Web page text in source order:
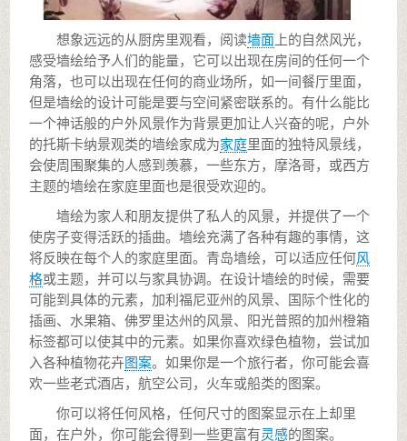
想象远远的从厨房里观看，阅读墙面 上的自然风光，
感受墙绘给予人们的能量，它可以出现在房间的任何一个
角落，也可以出现在任何的商业场所，如一间餐厅里面，
但是墙绘的设计可能是要与空间紧密联系的。有什么能比
一个神话般的户外风景作为背景更加让人兴奋的呢，户外
的托斯卡纳景观类的墙绘家成为家庭里面的独特风景线，
会使周围聚集的人感到羡慕，一些东方，摩洛哥，或西方
主题的墙绘在家庭里面也是很受欢迎的。
墙绘为家人和朋友提供了私人的风景，并提供了一个
使房子变得活跃的插曲。墙绘充满了各种有趣的事情，这
将反映在每个人的家庭里面。青岛墙绘，可以适应任何风
格或主题，并可以与家具协调。在设计墙绘的时候，需要
可能到具体的元素，加利福尼亚州的风景、国际个性化的
插画、水果箱、佛罗里达州的风景、阳光普照的加州橙箱
标签都可以使其中的元素。如果你喜欢绿色植物，尝试加
入各种植物花卉图案。如果你是一个旅行者，你可能会喜
欢一些老式酒店，航空公司，火车或船类的图案。
你可以将任何风格，任何尺寸的图案显示在上却里
面，在户外，你可能会得到一些更富有灵感的图案。